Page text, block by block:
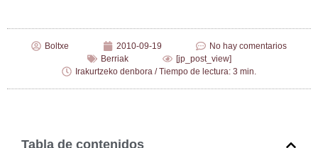
Boltxe 2010-09-19
No hay comentarios
Berriak
[jp_post_view]
Irakurtzeko denbora / Tiempo de lectura: 3 min.
Tabla de contenidos